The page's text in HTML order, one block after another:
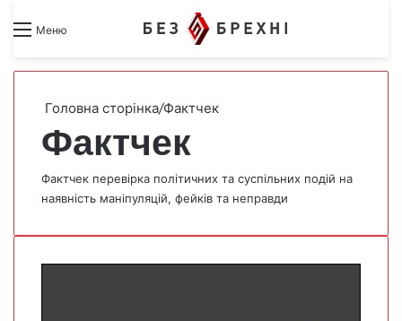
Меню Search forSwitch skin
Головна сторінка/Фактчек
Фактчек
Фактчек перевірка політичних та суспільних подій на
наявність маніпуляцій, фейків та неправди